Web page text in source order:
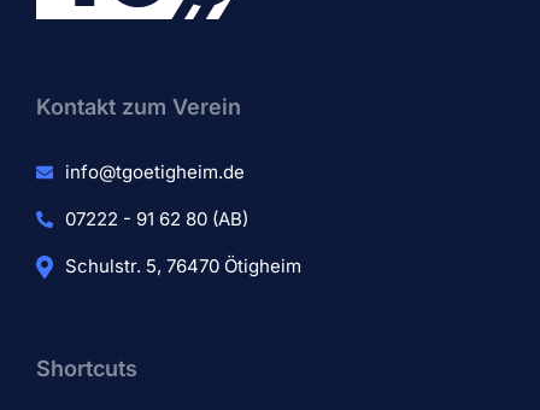
Kontakt zum Verein​
info@tgoetigheim.de
07222 - 91 62 80 (AB)
Schulstr. 5, 76470 Ötigheim
Shortcuts